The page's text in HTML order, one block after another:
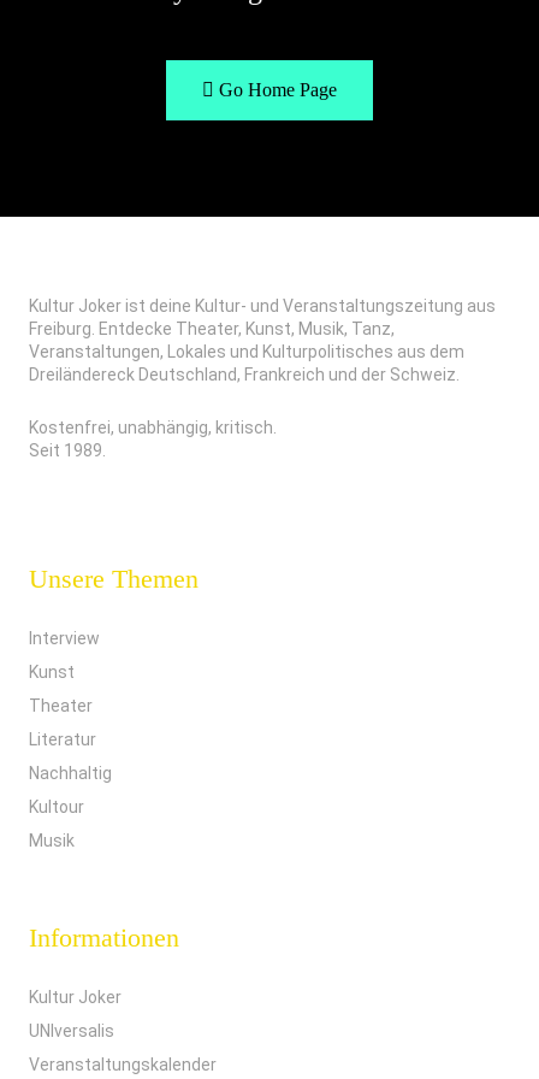
Go Home Page
Kultur Joker ist deine Kultur- und Veranstaltungszeitung aus
Freiburg. Entdecke Theater, Kunst, Musik, Tanz,
Veranstaltungen, Lokales und Kulturpolitisches aus dem
Dreiländereck Deutschland, Frankreich und der Schweiz.
Kostenfrei, unabhängig, kritisch.
Seit 1989.
Unsere Themen
Interview
Kunst
Theater
Literatur
Nachhaltig
Kultour
Musik
Informationen
Kultur Joker
UNIversalis
Veranstaltungskalender